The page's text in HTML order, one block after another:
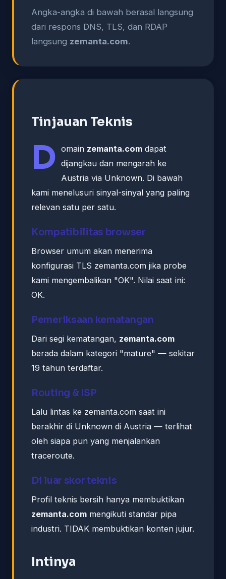
Angka-angka di bawah berasal langsung
dari respons DNS, TLS, dan RDAP
langsung zemanta.com.
Tinjauan Teknis
D omain zemanta.com dapat
dijangkau dan mengarah ke
Austria via Unknown. Di bawah
kami menelusuri sinyal-sinyal yang paling
relevan satu per satu.
Kompatibilitas browser
Browser umum akan menerima
konfigurasi TLS zemanta.com jika probe
kami mengembalikan "OK". Nilai saat ini:
OK.
Pemeriksaan kematangan
Dari segi kematangan, zemanta.com
berada dalam kategori "mature" — sekitar
19 tahun terdaftar.
Routing & ISP
Lalu lintas ke zemanta.com saat ini
berakhir di Unknown di Austria — terlihat
oleh siapa pun yang menjalankan
traceroute.
Di luar skor teknis
Profil teknis bersih hanya membuktikan
zemanta.com mengikuti standar pipa
industri. TIDAK membuktikan konten jujur.
Intinya